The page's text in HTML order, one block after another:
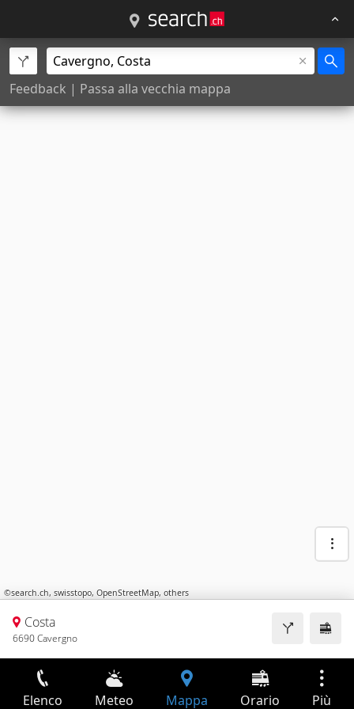
Feedback | Passa alla vecchia mappa
©search.ch, swisstopo, OpenStreetMap, others
Costa
6690 Cavergno
Elenco Meteo Mappa Orario Più